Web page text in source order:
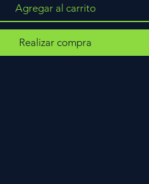
Agregar al carrito
Realizar compra